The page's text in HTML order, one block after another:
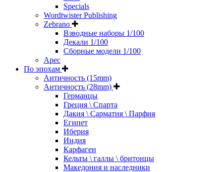
Specials
Wordtwister Publishing
Zebrano
Взводные наборы 1/100
Декали 1/100
Сборные модели 1/100
Арес
По эпохам
Античность (15mm)
Античность (28mm)
Германцы
Греция \ Спарта
Дакия \ Сарматия \ Парфия
Египет
Иберия
Индия
Карфаген
Кельты \ галлы \ бритонцы
Македония и наследники